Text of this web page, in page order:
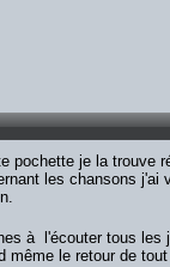
pochette je la trouve
les chansons j'ai
à l'écouter tous les
même le retour de